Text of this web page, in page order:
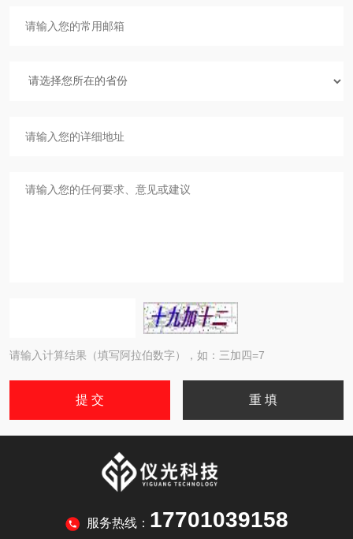
请输入计算结果（填写阿拉伯数字），如：三加四=7
服务热线： 17701039158